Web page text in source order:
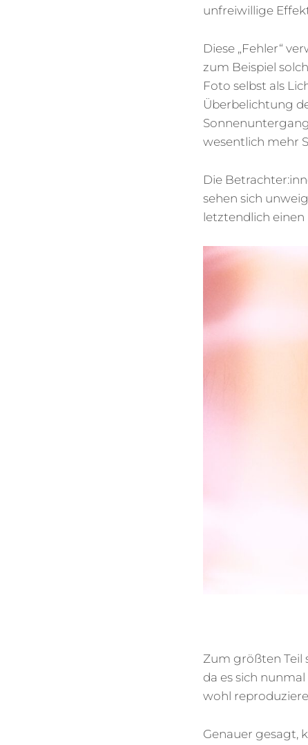
unfreiwillige
Diese „Fehler“
zum Beispiel
Foto selbst als
Überbelichtung
wesentlich mehr
Die
sehen sich
letztendlich
Zum größten Teil
da es sich
wohl
Genauer gesagt,